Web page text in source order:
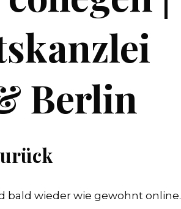
Berlin
bald wieder wie gewohnt online.